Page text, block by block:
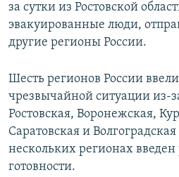
за сутки из Ростовской
эвакуированные люди,
другие регионы России.
Шесть регионов России
чрезвычайной ситуации из-
Ростовская, Воронежская,
Саратовская и
нескольких регионах
готовности.